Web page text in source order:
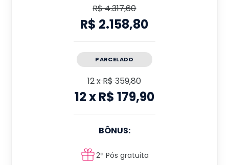
R$ 4.317,60
R$ 2.158,80
PARCELADO
12xR$ 359,80
12xR$ 179,90
BÔNUS:
2ª Pós gratuita